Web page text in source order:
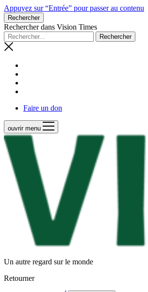
Appuyez sur “Entrée” pour passer au contenu
Rechercher
Rechercher dans Vision Times
Faire un don
ouvrir menu
Un autre regard sur le monde
Retourner